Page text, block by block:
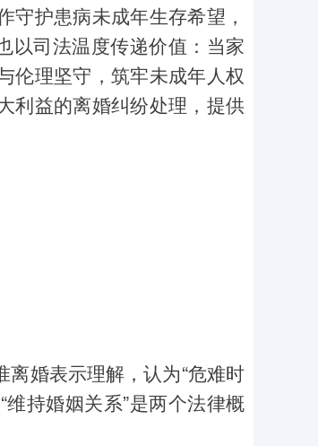
护患病未成年生存希望，
以司法温度传递价值：当家
伦理坚守，筑牢未成年人权
利益的离婚纠纷处理，提供
婚表示理解，认为“危难时
持婚姻关系”是两个法律概